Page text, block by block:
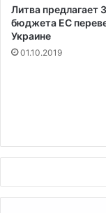
Литва предлагает
бюджета ЕС
Украине
01.10.2019